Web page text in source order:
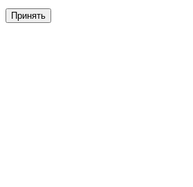
Принять